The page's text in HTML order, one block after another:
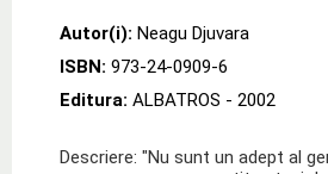
Autor(i): Neagu Djuvara
ISBN: 973-24-0909-6
Editura: ALBATROS - 2002
Descriere: "Nu sunt un adept al